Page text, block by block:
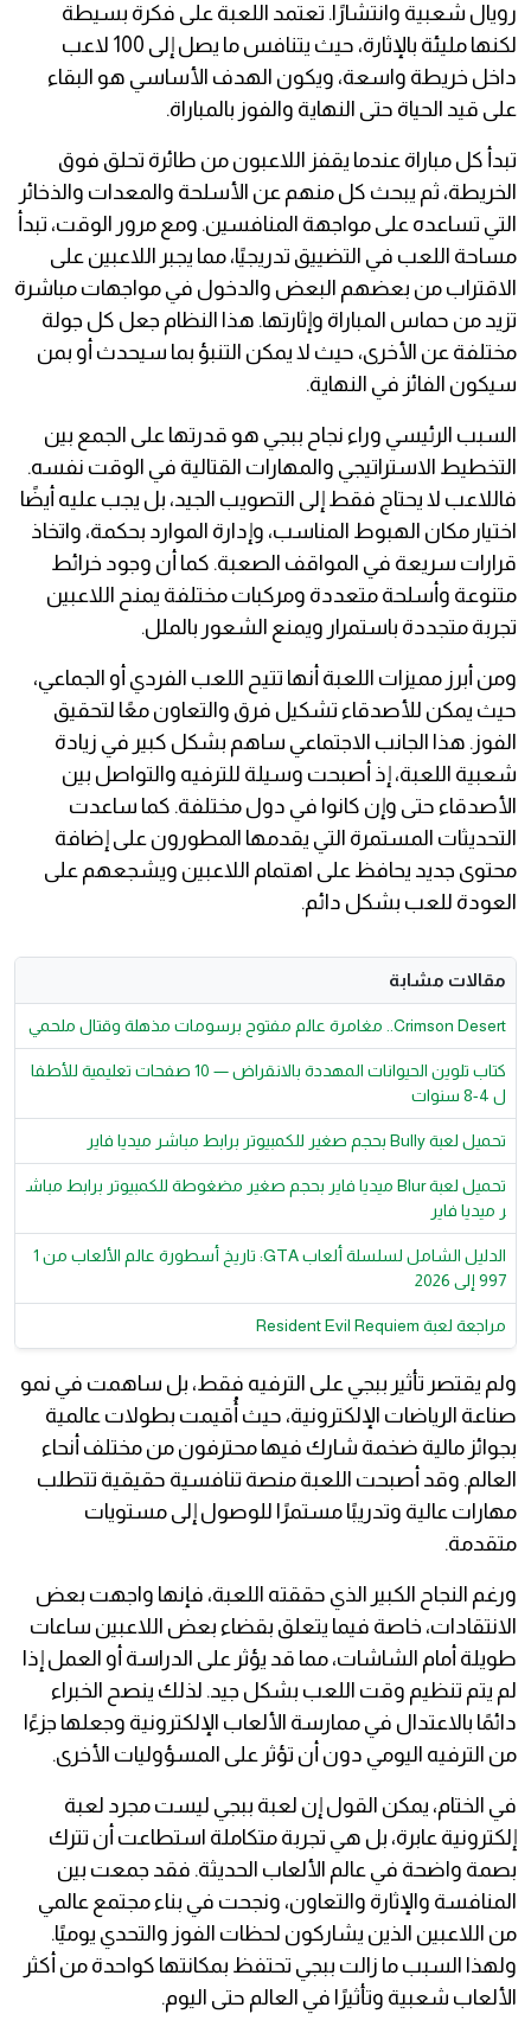
رويال شعبية وانتشارًا. تعتمد اللعبة على فكرة بسيطة
لكنها مليئة بالإثارة، حيث يتنافس ما يصل إلى 100 لاعب
داخل خريطة واسعة، ويكون الهدف الأساسي هو البقاء
على قيد الحياة حتى النهاية والفوز بالمباراة.
تبدأ كل مباراة عندما يقفز اللاعبون من طائرة تحلق فوق
الخريطة، ثم يبحث كل منهم عن الأسلحة والمعدات والذخائر
التي تساعده على مواجهة المنافسين. ومع مرور الوقت، تبدأ
مساحة اللعب في التضييق تدريجيًا، مما يجبر اللاعبين على
الاقتراب من بعضهم البعض والدخول في مواجهات مباشرة
تزيد من حماس المباراة وإثارتها. هذا النظام جعل كل جولة
مختلفة عن الأخرى، حيث لا يمكن التنبؤ بما سيحدث أو بمن
سيكون الفائز في النهاية.
السبب الرئيسي وراء نجاح ببجي هو قدرتها على الجمع بين
التخطيط الاستراتيجي والمهارات القتالية في الوقت نفسه.
فاللاعب لا يحتاج فقط إلى التصويب الجيد، بل يجب عليه أيضًا
اختيار مكان الهبوط المناسب، وإدارة الموارد بحكمة، واتخاذ
قرارات سريعة في المواقف الصعبة. كما أن وجود خرائط
متنوعة وأسلحة متعددة ومركبات مختلفة يمنح اللاعبين
تجربة متجددة باستمرار ويمنع الشعور بالملل.
ومن أبرز مميزات اللعبة أنها تتيح اللعب الفردي أو الجماعي،
حيث يمكن للأصدقاء تشكيل فرق والتعاون معًا لتحقيق
الفوز. هذا الجانب الاجتماعي ساهم بشكل كبير في زيادة
شعبية اللعبة، إذ أصبحت وسيلة للترفيه والتواصل بين
الأصدقاء حتى وإن كانوا في دول مختلفة. كما ساعدت
التحديثات المستمرة التي يقدمها المطورون على إضافة
محتوى جديد يحافظ على اهتمام اللاعبين ويشجعهم على
العودة للعب بشكل دائم.
مقالات مشابة
Crimson Desert.. مغامرة عالم مفتوح برسومات مذهلة وقتال ملحمي
كتاب تلوين الحيوانات المهددة بالانقراض — 10 صفحات تعليمية للأطفا
ل 4-8 سنوات
تحميل لعبة Bully بحجم صغير للكمبيوتر برابط مباشر ميديا فاير
تحميل لعبة Blur ميديا فاير بحجم صغير مضغوطة للكمبيوتر برابط مباش
ر ميديا فاير
الدليل الشامل لسلسلة ألعاب GTA: تاريخ أسطورة عالم الألعاب من 1
997 إلى 2026
مراجعة لعبة Resident Evil Requiem
ولم يقتصر تأثير ببجي على الترفيه فقط، بل ساهمت في نمو
صناعة الرياضات الإلكترونية، حيث أُقيمت بطولات عالمية
بجوائز مالية ضخمة شارك فيها محترفون من مختلف أنحاء
العالم. وقد أصبحت اللعبة منصة تنافسية حقيقية تتطلب
مهارات عالية وتدريبًا مستمرًا للوصول إلى مستويات
متقدمة.
ورغم النجاح الكبير الذي حققته اللعبة، فإنها واجهت بعض
الانتقادات، خاصة فيما يتعلق بقضاء بعض اللاعبين ساعات
طويلة أمام الشاشات، مما قد يؤثر على الدراسة أو العمل إذا
لم يتم تنظيم وقت اللعب بشكل جيد. لذلك ينصح الخبراء
دائمًا بالاعتدال في ممارسة الألعاب الإلكترونية وجعلها جزءًا
من الترفيه اليومي دون أن تؤثر على المسؤوليات الأخرى.
في الختام، يمكن القول إن لعبة ببجي ليست مجرد لعبة
إلكترونية عابرة، بل هي تجربة متكاملة استطاعت أن تترك
بصمة واضحة في عالم الألعاب الحديثة. فقد جمعت بين
المنافسة والإثارة والتعاون، ونجحت في بناء مجتمع عالمي
من اللاعبين الذين يشاركون لحظات الفوز والتحدي يوميًا.
ولهذا السبب ما زالت ببجي تحتفظ بمكانتها كواحدة من أكثر
الألعاب شعبية وتأثيرًا في العالم حتى اليوم.